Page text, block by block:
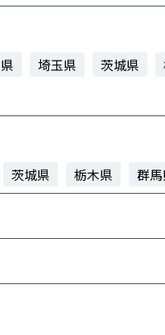
埼玉県 茨城県
茨城県 栃木県 群